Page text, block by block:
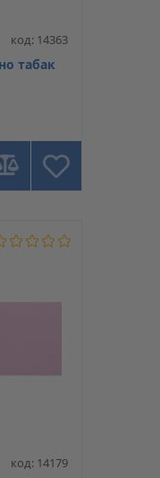
код: 14363
табак
код: 14179